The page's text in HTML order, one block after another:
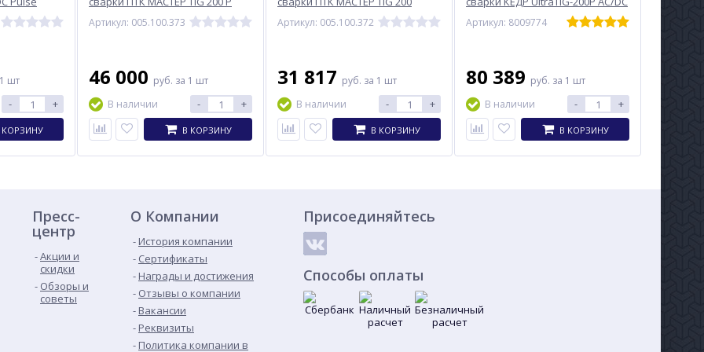
шт
- +
КОРЗИНУ
Артикул: 005.100.373
46 000 руб. за 1 шт
В наличии
- +
В КОРЗИНУ
Артикул: 005.100.372
31 817 руб. за 1 шт
В наличии
- +
В КОРЗИНУ
Артикул: 8009774
80 389 руб. за 1 шт
В наличии
- +
В КОРЗИНУ
Пресс-
центр
Акции и
скидки
Обзоры и
советы
О Компании
История компании
Сертификаты
Награды и достижения
Отзывы о компании
Вакансии
Реквизиты
Политика компании в
Присоединяйтесь
Способы оплаты